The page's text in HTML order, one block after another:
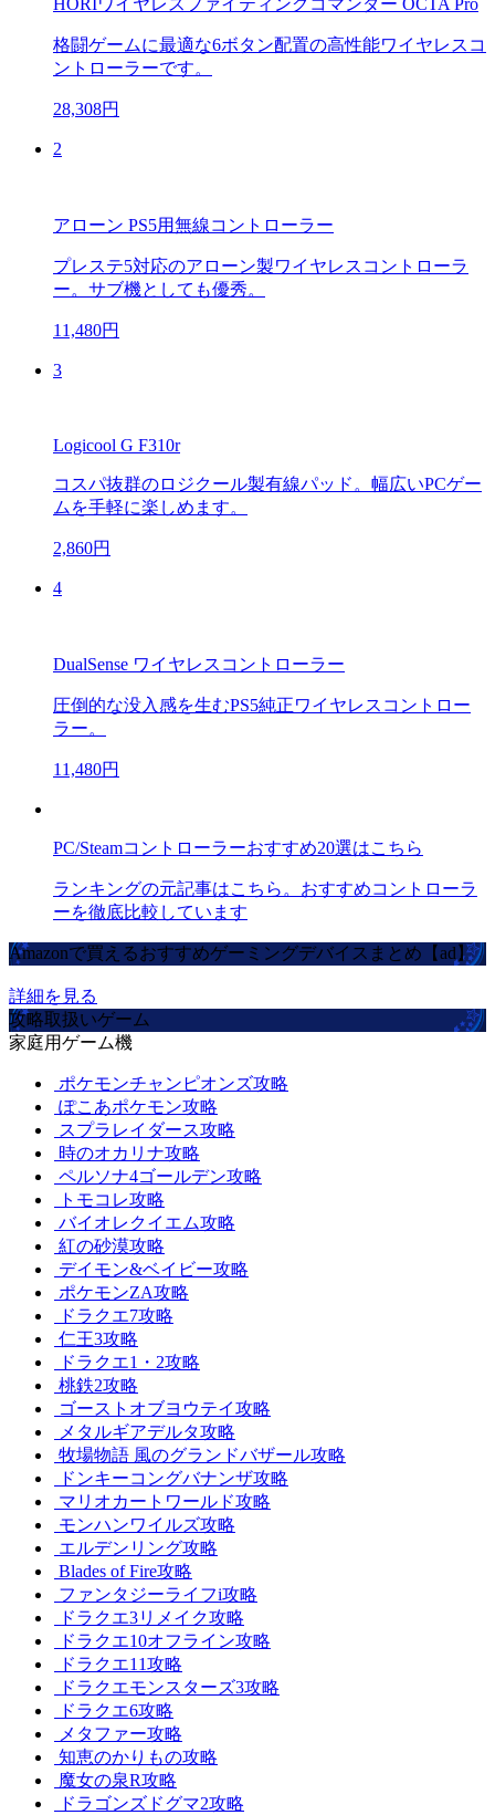
HORIワイヤレスファイティングコマンダー OCTA Pro
格闘ゲームに最適な6ボタン配置の高性能ワイヤレスコ
ントローラーです。
28,308円
2
アローン PS5用無線コントローラー
プレステ5対応のアローン製ワイヤレスコントローラ
ー。サブ機としても優秀。
11,480円
3
Logicool G F310r
コスパ抜群のロジクール製有線パッド。幅広いPCゲー
ムを手軽に楽しめます。
2,860円
4
DualSense ワイヤレスコントローラー
圧倒的な没入感を生むPS5純正ワイヤレスコントロー
ラー。
11,480円
PC/Steamコントローラーおすすめ20選はこちら
ランキングの元記事はこちら。おすすめコントローラ
ーを徹底比較しています
Amazonで買えるおすすめゲーミングデバイスまとめ【ad】
詳細を見る
攻略取扱いゲーム
家庭用ゲーム機
ポケモンチャンピオンズ攻略
ぽこあポケモン攻略
スプラレイダース攻略
時のオカリナ攻略
ペルソナ4ゴールデン攻略
トモコレ攻略
バイオレクイエム攻略
紅の砂漠攻略
デイモン&ベイビー攻略
ポケモンZA攻略
ドラクエ7攻略
仁王3攻略
ドラクエ1・2攻略
桃鉄2攻略
ゴーストオブヨウテイ攻略
メタルギアデルタ攻略
牧場物語 風のグランドバザール攻略
ドンキーコングバナンザ攻略
マリオカートワールド攻略
モンハンワイルズ攻略
エルデンリング攻略
Blades of Fire攻略
ファンタジーライフi攻略
ドラクエ3リメイク攻略
ドラクエ10オフライン攻略
ドラクエ11攻略
ドラクエモンスターズ3攻略
ドラクエ6攻略
メタファー攻略
知恵のかりもの攻略
魔女の泉R攻略
ドラゴンズドグマ2攻略